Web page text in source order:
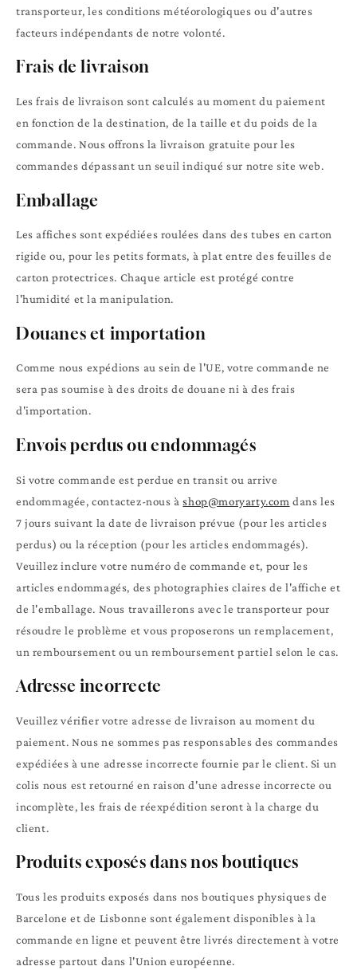
transporteur, les conditions météorologiques ou d'autres
facteurs indépendants de notre volonté.
Frais de livraison
Les frais de livraison sont calculés au moment du paiement
en fonction de la destination, de la taille et du poids de la
commande. Nous offrons la livraison gratuite pour les
commandes dépassant un seuil indiqué sur notre site web.
Emballage
Les affiches sont expédiées roulées dans des tubes en carton
rigide ou, pour les petits formats, à plat entre des feuilles de
carton protectrices. Chaque article est protégé contre
l'humidité et la manipulation.
Douanes et importation
Comme nous expédions au sein de l'UE, votre commande ne
sera pas soumise à des droits de douane ni à des frais
d'importation.
Envois perdus ou endommagés
Si votre commande est perdue en transit ou arrive
endommagée, contactez-nous àshop@moryarty.com dans les
7 jours suivant la date de livraison prévue (pour les articles
perdus) ou la réception (pour les articles endommagés).
Veuillez inclure votre numéro de commande et, pour les
articles endommagés, des photographies claires de l'affiche et
de l'emballage. Nous travaillerons avec le transporteur pour
résoudre le problème et vous proposerons un remplacement,
un remboursement ou un remboursement partiel selon le cas.
Adresse incorrecte
Veuillez vérifier votre adresse de livraison au moment du
paiement. Nous ne sommes pas responsables des commandes
expédiées à une adresse incorrecte fournie par le client. Si un
colis nous est retourné en raison d'une adresse incorrecte ou
incomplète, les frais de réexpédition seront à la charge du
client.
Produits exposés dans nos boutiques
Tous les produits exposés dans nos boutiques physiques de
Barcelone et de Lisbonne sont également disponibles à la
commande en ligne et peuvent être livrés directement à votre
adresse partout dans l'Union européenne.